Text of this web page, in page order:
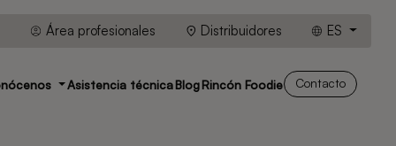
Área profesionales Distribuidores ES
Asistencia técnicaBlogRincón Foodie Contacto